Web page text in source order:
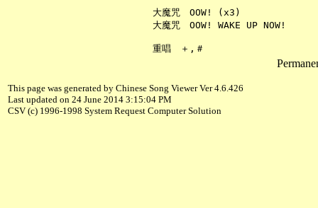
     大魔咒　OOW! (x3)
     大魔咒　OOW! WAKE UP NOW!
This page was generated by Chinese Song Viewer Ver 4.6.426
Last updated on 24 June 2014 3:15:04 PM
CSV (c) 1996-1998 System Request Computer Solution